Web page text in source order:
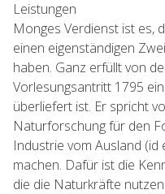
Leistungen
Monges Verdienst ist es,
einen eigenständigen
haben. Ganz erfüllt von
Vorlesungsantritt 1795
überliefert ist. Er spricht
Naturforschung für den
Industrie vom Ausland (id
machen. Dafür ist die
die die Naturkräfte